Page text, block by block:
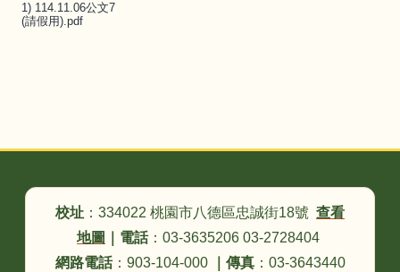
1) 114.11.06公文7
(請假用).pdf
校址 ：334022 桃園市八德區忠誠街18號 查看
地圖
電話：03-3635206 03-2728404
網路電話：903-104-000 傳真：03-3643440